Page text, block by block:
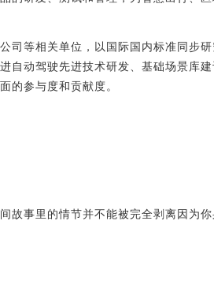
等相关单位，以国际国内标准同步研
自动驾驶先进技术研发、基础场景库
的参与度和贡献度。
故事里的情节并不能被完全剥离因为